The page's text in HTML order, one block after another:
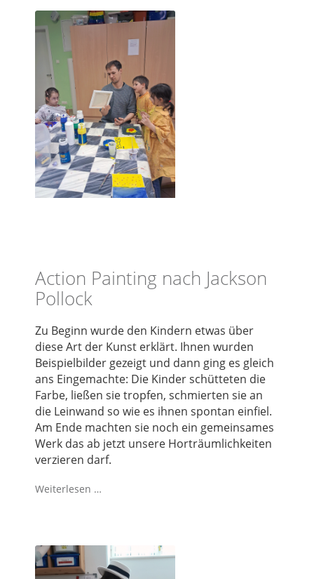
Action Painting nach Jackson
Pollock
Zu Beginn wurde den Kindern etwas über
diese Art der Kunst erklärt. Ihnen wurden
Beispielbilder gezeigt und dann ging es gleich
ans Eingemachte: Die Kinder schütteten die
Farbe, ließen sie tropfen, schmierten sie an
die Leinwand so wie es ihnen spontan einfiel.
Am Ende machten sie noch ein gemeinsames
Werk das ab jetzt unsere Horträumlichkeiten
verzieren darf.
Weiterlesen …